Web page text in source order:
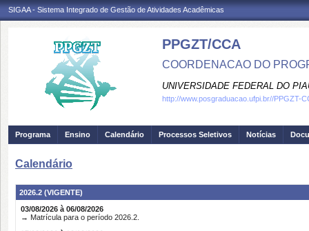
SIGAA - Sistema Integrado de Gestão de Atividades Acadêmicas
PPGZT/CCA
COORDENACAO DO
UNIVERSIDADE FEDERAL DO
http://www.posgraduacao.ufpi.br//PPGZT-
Programa Ensino Calendário Processos Seletivos Notícias
Calendário
2026.2 (VIGENTE)
03/08/2026 à 06/08/2026
→ Matrícula para o período 2026.2.